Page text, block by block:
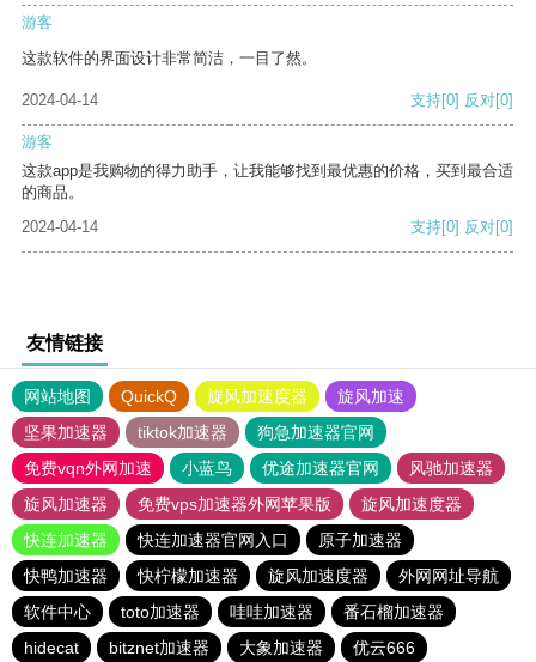
游客
这款软件的界面设计非常简洁，一目了然。
2024-04-14 支持[0] 反对[0]
游客
这款app是我购物的得力助手，让我能够找到最优惠的价格，买到最合适
的商品。
2024-04-14
支持[0] 反对[0]
友情链接
网站地图 QuickQ 旋风加速度器
旋风加速
坚果加速器
tiktok加速器
狗急加速器官网
免费vqn外网加速
小蓝鸟 优途加速器官网
风驰加速器
旋风加速器
免费vps加速器外网苹果版
旋风加速度器
快连加速器
快连加速器官网入口
原子加速器
快鸭加速器
快柠檬加速器 旋风加速度器
外网网址导航
软件中心
toto加速器 哇哇加速器
番石榴加速器
hidecat
bitznet加速器 大象加速器 优云666